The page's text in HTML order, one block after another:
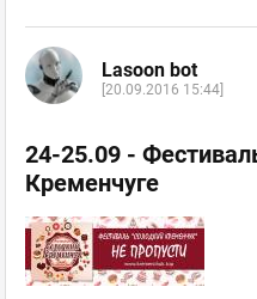
Lasoon bot
[20.09.2016 15:44]
24-25.09 -
Кременчуге